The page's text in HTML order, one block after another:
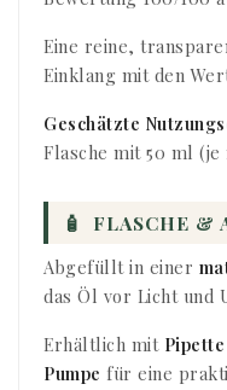
Eine reine,
Einklang mit den
Geschätzte
Flasche mit 50 ml (je
🧴 FLASCHE &
Abgefüllt in einer
das Öl vor Licht und
Erhältlich mit Pipette
Pumpe für eine